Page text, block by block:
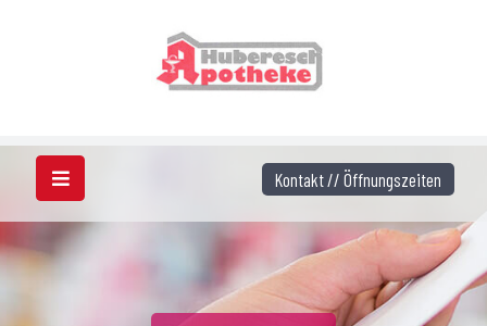
Kontakt // Öffnungszeiten